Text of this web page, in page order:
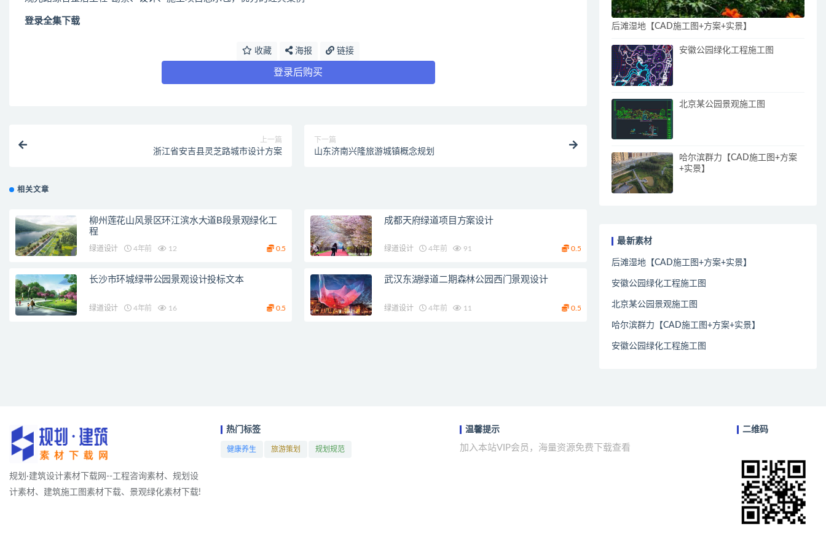
登录全集下载
收藏 海报 链接
登录后购买
上一篇
浙江省安吉县灵芝路城市设计方案
下一篇
山东济南兴隆旅游城镇概念规划
相关文章
柳州莲花山风景区环江滨水大道B段景观绿化工
程
绿道设计 4年前 12 0.5
成都天府绿道项目方案设计
绿道设计 4年前 91 0.5
长沙市环城绿带公园景观设计投标文本
绿道设计 4年前 16 0.5
武汉东湖绿道二期森林公园西门景观设计
绿道设计 4年前 11 0.5
后滩湿地【CAD施工图+方案+实景】
安徽公园绿化工程施工图
北京某公园景观施工图
哈尔滨群力【CAD施工图+方案
+实景】
最新素材
后滩湿地【CAD施工图+方案+实景】
安徽公园绿化工程施工图
北京某公园景观施工图
哈尔滨群力【CAD施工图+方案+实景】
安徽公园绿化工程施工图
规划·建筑设计素材下载网--工程咨询素材、规划设
计素材、建筑施工图素材下载、景观绿化素材下载!
热门标签
健康养生 旅游策划 规划规范
温馨提示
加入本站VIP会员，海量资源免费下载查看
二维码